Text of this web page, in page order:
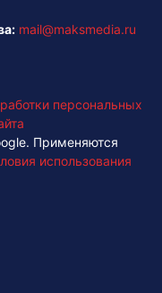
mail@maksmedia.ru
персональных
Применяются
использования